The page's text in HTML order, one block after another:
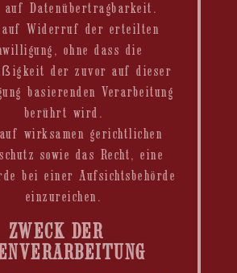
auf Datenübertragbarkeit.
auf Widerruf der erteilten
ohne dass die
der zuvor auf dieser
basierenden Verarbeitung
berührt wird.
wirksamen gerichtlichen
sowie das Recht, eine
bei einer Aufsichtsbehörde
einzureichen.
ZWECK DER